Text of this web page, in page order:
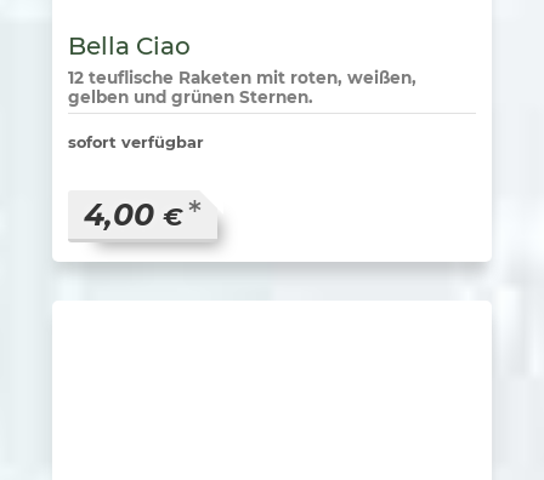
Bella Ciao
12 teuflische Raketen mit roten, weißen,
gelben und grünen Sternen.
sofort verfügbar
4,00 € *